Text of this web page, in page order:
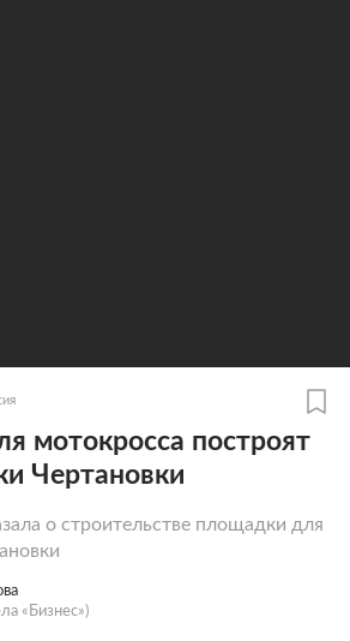
мотокросса построят
Чертановки
о строительстве площадки для
«‎Бизнес»)